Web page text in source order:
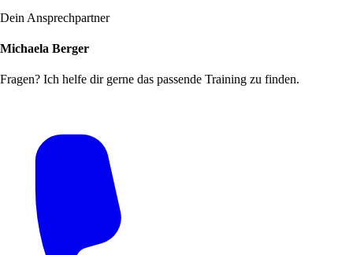
Dein Ansprechpartner
Michaela Berger
Fragen? Ich helfe dir gerne das passende Training zu finden.